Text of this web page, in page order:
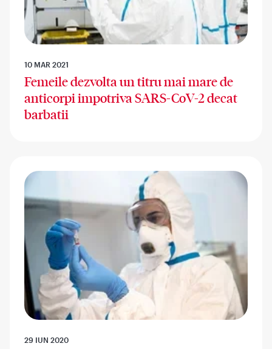
10 MAR 2021
Femeile dezvolta un titru mai mare de
anticorpi impotriva SARS-CoV-2 decat
barbatii
29 IUN 2020